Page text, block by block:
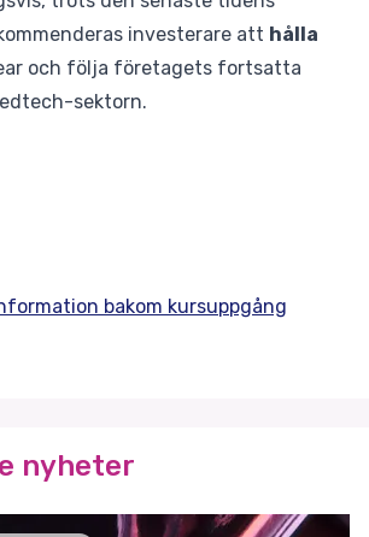
investerare att hålla
och följa företagets fortsatta
sektorn.
bakom kursuppgång
nyheter